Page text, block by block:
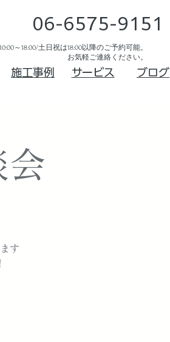
06-6575-9151
～18:00/土日祝は18:00以降のご予約可能。
お気軽ご連絡ください。​
​施工事例 サービス ブログ
会
す